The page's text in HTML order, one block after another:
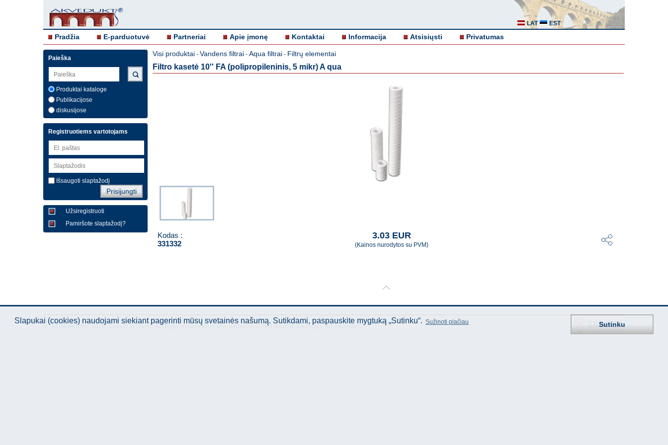
LAT EST
Pradžia E-parduotuvė Partneriai Apie įmonę Kontaktai Informacija Atsisiųsti Privatumas
Paieška
Produktai kataloge
Publikacijose
diskusijose
Registruotiems vartotojams
Išsaugoti slaptažodį
Užsiregistruoti
Pamiršote slaptažodį?
Visi produktai - Vandens filtrai - Aqua filtrai - Filtrų elementai
Filtro kasetė 10'' FA (polipropileninis, 5 mikr) A qua
Kodas :
331332
3.03 EUR
(Kainos nurodytos su PVM)
© "AS Akvedukts" 2026. Dalinai ar pilnai naudojant duomenis iš šios svetainės būtina naudoti nuorodą Į "AS Akvedukts"!
Slapukai (cookies) naudojami siekiant pagerinti mūsų svetainės našumą. Sutikdami, paspauskite mygtuką „Sutinku“. Sužinoti plačiau Sutinku